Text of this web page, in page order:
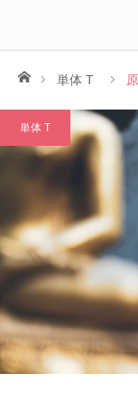
ホーム単体 T
単体 T